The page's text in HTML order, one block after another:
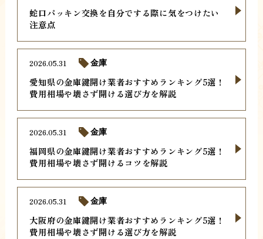
蛇口パッキン交換を自分でする際に気をつけたい
注意点
愛知県の金庫鍵開け業者おすすめランキング5選！
費用相場や壊さず開ける選び方を解説
2026.05.31 金庫
福岡県の金庫鍵開け業者おすすめランキング5選！
費用相場や壊さず開けるコツを解説
2026.05.31 金庫
大阪府の金庫鍵開け業者おすすめランキング5選！
費用相場や壊さず開ける選び方を解説
2026.05.31 金庫